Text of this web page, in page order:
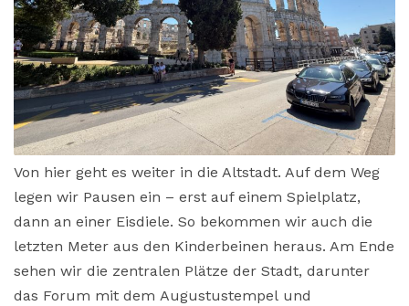
Von hier geht es weiter in die Altstadt. Auf dem Weg
legen wir Pausen ein – erst auf einem Spielplatz,
dann an einer Eisdiele. So bekommen wir auch die
letzten Meter aus den Kinderbeinen heraus. Am Ende
sehen wir die zentralen Plätze der Stadt, darunter
das Forum mit dem Augustustempel und